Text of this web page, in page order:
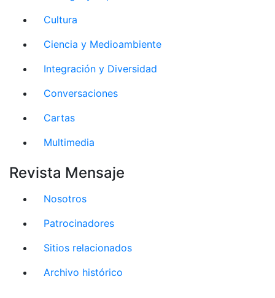
Cultura
Ciencia y Medioambiente
Integración y Diversidad
Conversaciones
Cartas
Multimedia
Revista Mensaje
Nosotros
Patrocinadores
Sitios relacionados
Archivo histórico